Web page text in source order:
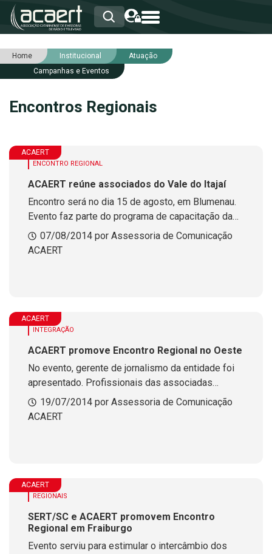
HOME
INSTITUCIONAL
RCA
SERVIÇOS
INTEGRIDADE
Home Institucional
Atuação
Campanhas e Eventos
Encontros Regionais
ACAERT
ENCONTRO REGIONAL
ACAERT reúne associados do Vale do Itajaí
Encontro será no dia 15 de agosto, em Blumenau.
Evento faz parte do programa de capacitação da
entidade.
07/08/2014 por Assessoria de Comunicação
ACAERT
ACAERT
INTEGRAÇÃO
ACAERT promove Encontro Regional no Oeste
No evento, gerente de jornalismo da entidade foi
apresentado. Profissionais das associadas
receberam treinamento
19/07/2014 por Assessoria de Comunicação
ACAERT
ACAERT
REGIONAIS
SERT/SC e ACAERT promovem Encontro
Regional em Fraiburgo
Evento serviu para estimular o intercâmbio dos